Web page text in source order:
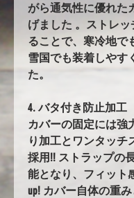
がら通気性に優れた
げました 。ストレ
ることで、寒冷地で
雪国でも装着しやす
た。
4. バタ付き防止加工
カバーの固定には強
り加工とワンタッチ
採用!! ストラップの
能となり、フィット
up! カバー自体の重